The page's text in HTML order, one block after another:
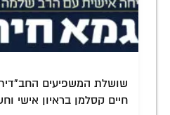
שושלת המשפיעים
חיים קסלמן בראיון אישי